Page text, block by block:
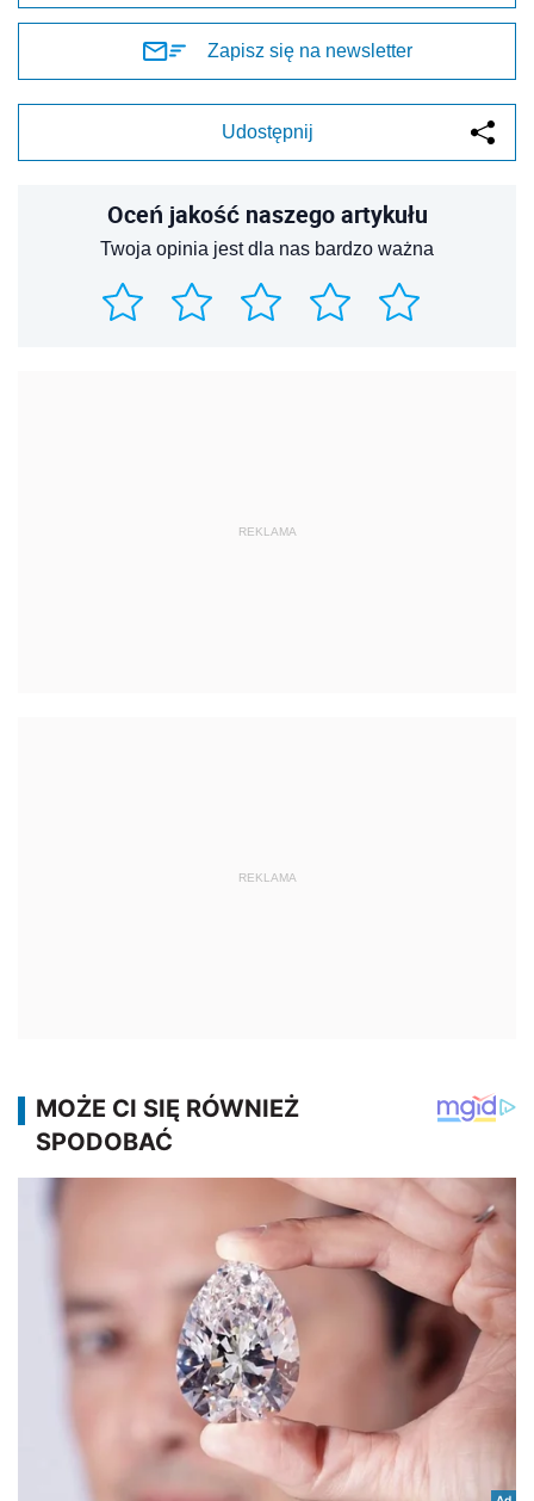
Zapisz się na newsletter
Udostępnij
Oceń jakość naszego artykułu
Twoja opinia jest dla nas bardzo ważna
REKLAMA
REKLAMA